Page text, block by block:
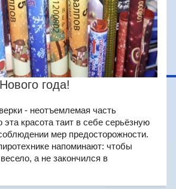
года!
- неотъемлемая часть
эта красота таит в себе серьёзную
мер предосторожности.
напоминают: чтобы
а не закончился в